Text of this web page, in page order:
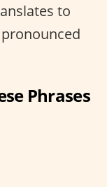
to
Phrases